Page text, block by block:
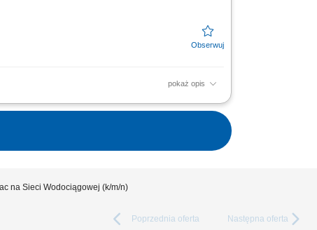
pokaż opis
obiektów. Zakładanie i bieżące
na Sieci Wodociągowej (k/m/n)
Poprzednia oferta Następna oferta